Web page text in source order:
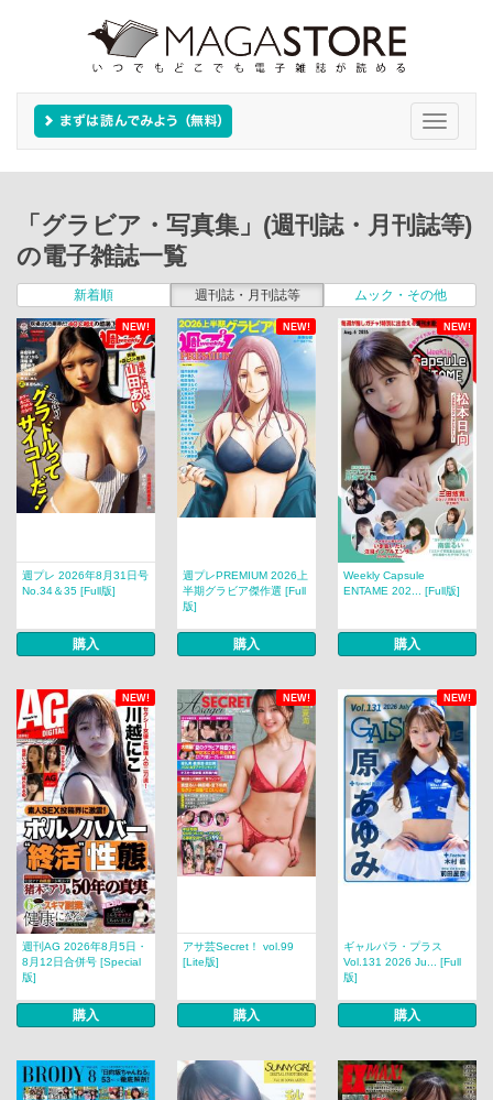
Toggle
「グラビア・写真集」(週刊誌・月刊誌等)
の電子雑誌一覧
新着順 週刊誌・月刊誌等 ムック・その他
NEW! NEW! NEW!
週プレ 2026年8月31日号
No.34＆35 [Full版]
購入
週プレPREMIUM 2026上
半期グラビア傑作選 [Full
版]
購入
Weekly Capsule
ENTAME 202... [Full版]
購入
NEW! NEW! NEW!
週刊AG 2026年8月5日・
8月12日合併号 [Special
版]
購入
アサ芸Secret！ vol.99
[Lite版]
購入
ギャルパラ・プラス
Vol.131 2026 Ju... [Full
版]
購入